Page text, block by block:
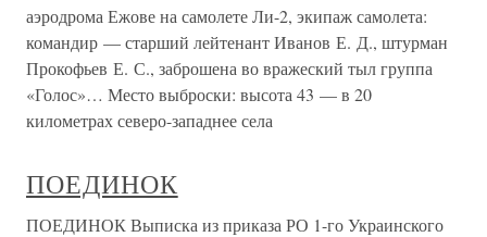
аэродрома Ежове на самолете Ли-2, экипаж самолета:
командир — старший лейтенант Иванов Е. Д., штурман
Прокофьев Е. С., заброшена во вражеский тыл группа
«Голос»… Место выброски: высота 43 — в 20
километрах северо-западнее села
ПОЕДИНОК
ПОЕДИНОК Выписка из приказа РО 1-го Украинского